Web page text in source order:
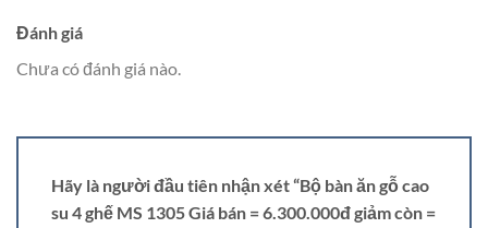
Đánh giá
Chưa có đánh giá nào.
Hãy là người đầu tiên nhận xét “Bộ bàn ăn gỗ cao
su 4 ghế MS 1305 Giá bán = 6.300.000đ giảm còn =